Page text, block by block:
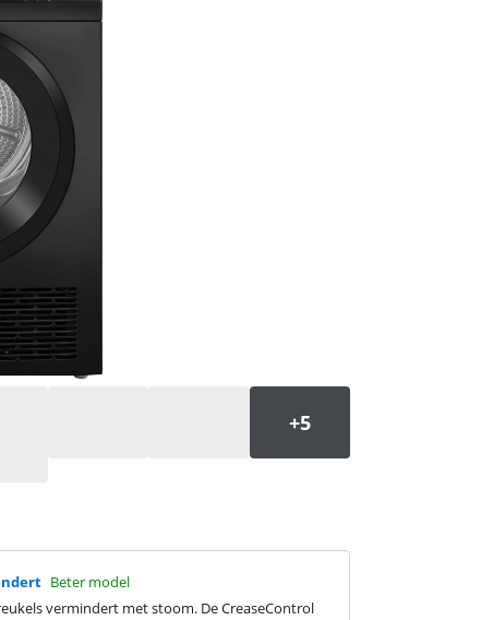
Beter model
vermindert met stoom. De CreaseControl